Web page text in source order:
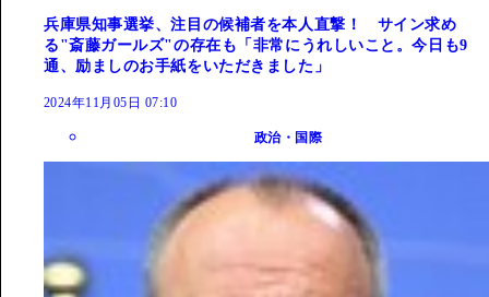
兵庫県知事選挙、注目の候補者を本人直撃！ サイン求め
る"斎藤ガールズ"の存在も「非常にうれしいこと。今日も9
通、励ましのお手紙をいただきました」
2024年11月05日 07:10
政治・国際